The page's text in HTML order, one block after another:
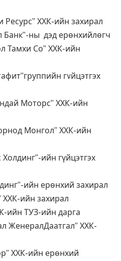
ХХК-ийн захирал
ны дэд ерөнхийлөгч
Тамхи Со” ХХК-ийн
гvйцэтгэх
Моторс” ХХК-ийн
Монгол” ХХК-ийн
ийн гүйцэтгэх
ийн ерөнхий захирал
ХХК-ийн захирал
ийн ТУЗ-ийн дарга
ЖенералДаатгал” ХХК-
ХХК-ийн ерөнхий